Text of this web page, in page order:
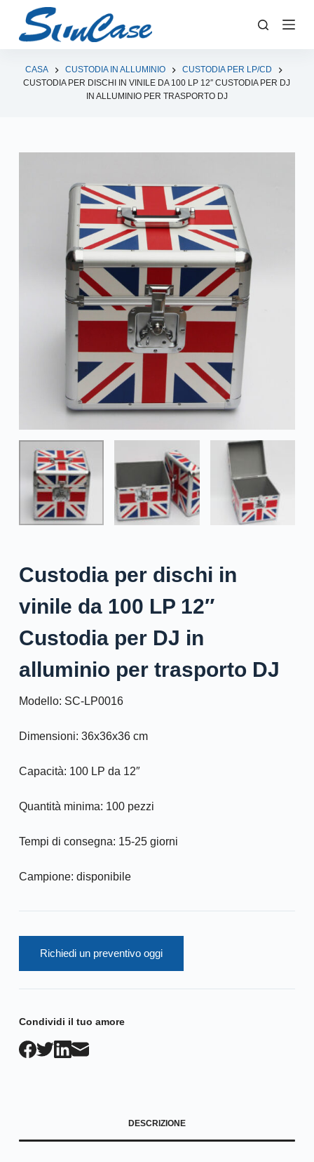
a
CASA CUSTODIA IN ALLUMINIO
CUSTODIA PER LP/CD
CUSTODIA PER DISCHI IN VINILE DA 100 LP 12″ CUSTODIA PER DJ
IN ALLUMINIO PER TRASPORTO DJ
Custodia per dischi in
vinile da 100 LP 12″
Custodia per DJ in
alluminio per trasporto DJ
Modello: SC-LP0016
Dimensioni: 36x36x36 cm
Capacità: 100 LP da 12″
Quantità minima: 100 pezzi
Tempi di consegna: 15-25 giorni
Campione: disponibile
Richiedi un preventivo oggi
Condividi il tuo amore
DESCRIZIONE